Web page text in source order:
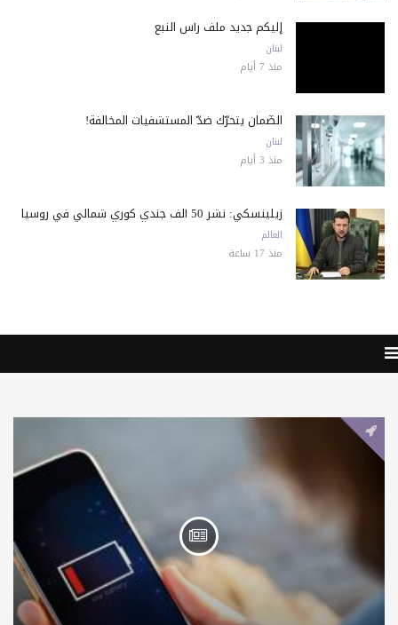
إليكم جديد ملف رأس النبع
لبنان
منذ 7 أيام
الضّمان يتحرّك ضدّ المستشفيات المخالفة!
لبنان
منذ 3 أيام
زيلينسكي: نشر 50 ألف جندي كوري شمالي في روسيا
العالم
منذ 17 ساعة